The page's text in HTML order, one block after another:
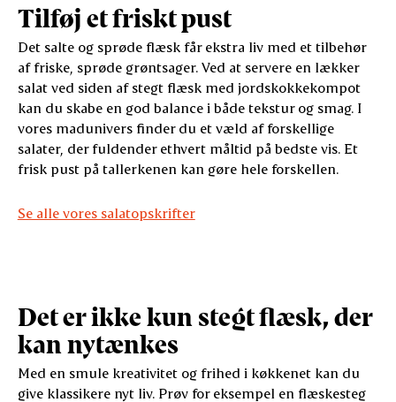
Tilføj et friskt pust
Det salte og sprøde flæsk får ekstra liv med et tilbehør
af friske, sprøde grøntsager. Ved at servere en lækker
salat ved siden af stegt flæsk med jordskokkekompot
kan du skabe en god balance i både tekstur og smag. I
vores madunivers finder du et væld af forskellige
salater, der fuldender ethvert måltid på bedste vis. Et
frisk pust på tallerkenen kan gøre hele forskellen.
Se alle vores salatopskrifter
Det er ikke kun stegt flæsk, der
kan nytænkes
Med en smule kreativitet og frihed i køkkenet kan du
give klassikere nyt liv. Prøv for eksempel en flæskesteg